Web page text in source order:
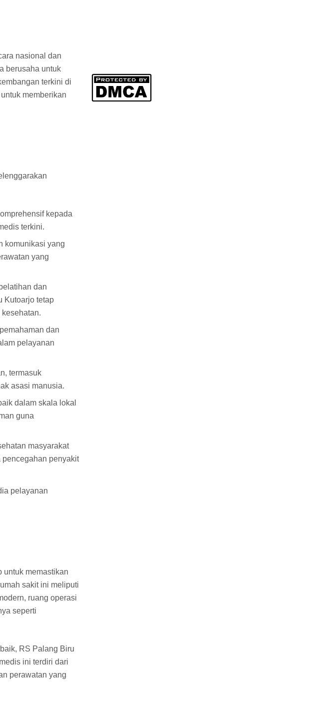
nasional dan
berusaha untuk
terkini di
memberikan
kepada
terkini.
komunikasi yang
yang
dan
Kutoarjo tetap
dan
pelayanan
termasuk
asasi manusia.
dalam skala lokal
guna
masyarakat
pencegahan penyakit
pelayanan
untuk memastikan
sakit ini meliputi
ruang operasi
seperti
RS Palang Biru
ini terdiri dari
perawatan yang